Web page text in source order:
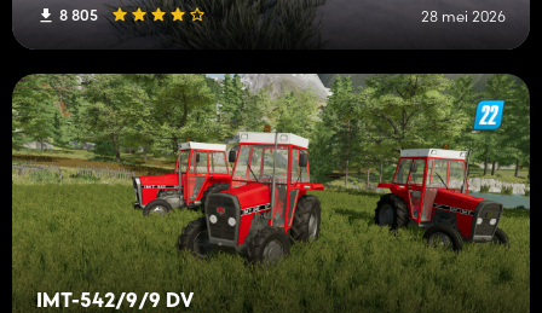
8 805 28 mei 2026
IMT-542/9/9 DV